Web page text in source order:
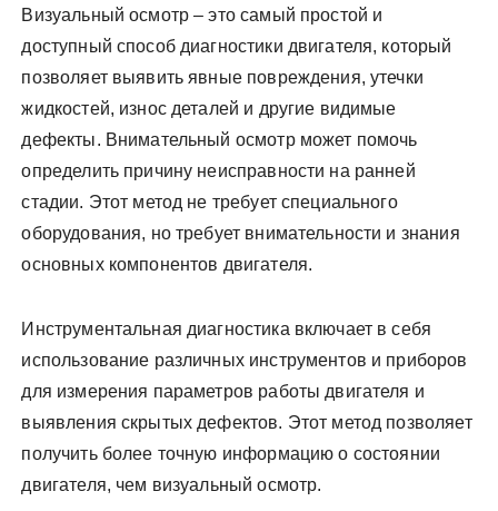
Визуальный осмотр – это самый простой и
доступный способ диагностики двигателя, который
позволяет выявить явные повреждения, утечки
жидкостей, износ деталей и другие видимые
дефекты. Внимательный осмотр может помочь
определить причину неисправности на ранней
стадии. Этот метод не требует специального
оборудования, но требует внимательности и знания
основных компонентов двигателя.
Инструментальная диагностика включает в себя
использование различных инструментов и приборов
для измерения параметров работы двигателя и
выявления скрытых дефектов. Этот метод позволяет
получить более точную информацию о состоянии
двигателя, чем визуальный осмотр.